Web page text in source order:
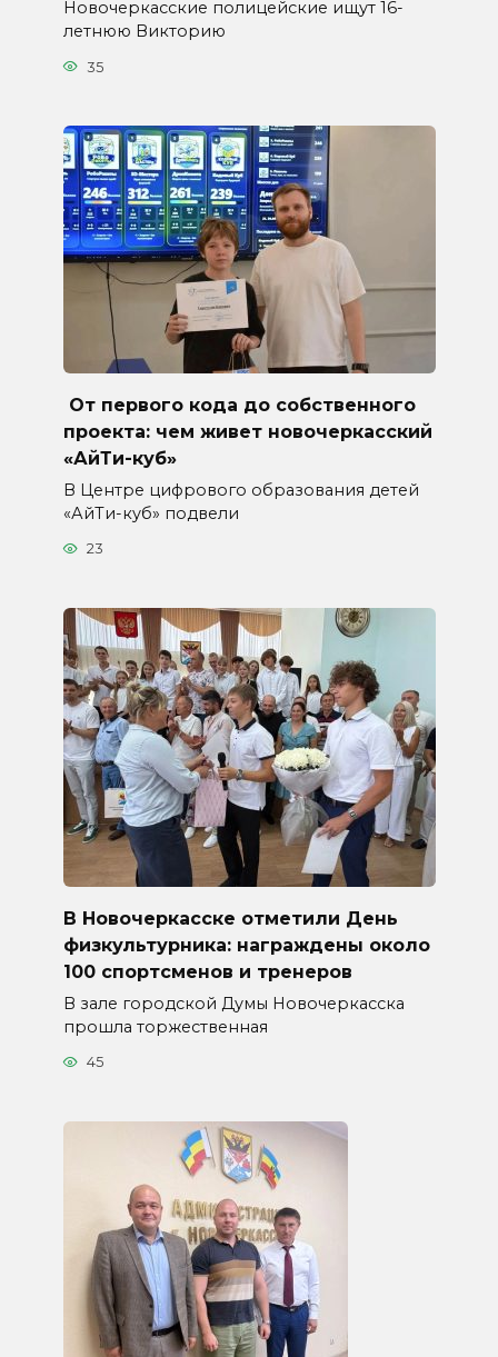
Новочеркасские полицейские ищут 16-
летнюю Викторию
35
От первого кода до собственного
проекта: чем живет новочеркасский
«АйТи-куб»
В Центре цифрового образования детей
«АйТи-куб» подвели
23
В Новочеркасске отметили День
физкультурника: награждены около
100 спортсменов и тренеров
В зале городской Думы Новочеркасска
прошла торжественная
45